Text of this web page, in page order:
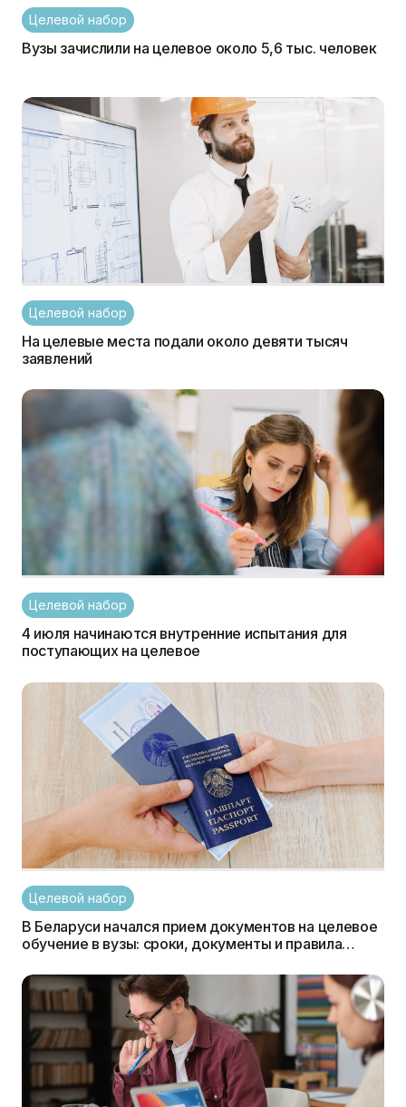
Целевой набор
Вузы зачислили на целевое около 5,6 тыс. человек
Целевой набор
На целевые места подали около девяти тысяч
заявлений
Целевой набор
4 июля начинаются внутренние испытания для
поступающих на целевое
Целевой набор
В Беларуси начался прием документов на целевое
обучение в вузы: сроки, документы и правила